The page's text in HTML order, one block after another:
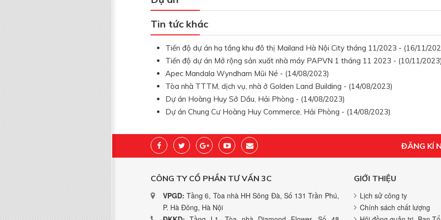
Tin tức khác
Tiến độ dự án hạ tầng khu đô thị Mailand Hà Nội City tháng 11/2023 - (16/11/
Tiến độ dự án Mở rộng sản xuất nhà máy PAPVN 1 tháng 11 2023 - (10/11/
Apec Mandala Wyndham Mũi Né - (14/08/2023)
Tòa nhà TTTM, dịch vụ, nhà ở Golden Land Building - (14/08/2023)
Dự án Hoàng Huy Sở Dầu, Hải Phòng - (14/08/2023)
Dự án Chung Cư Hoàng Huy Commerce, Hải Phòng - (14/08/2023)
ĐĂNG KÍ
CÔNG TY CỔ PHẦN TƯ VẤN 3C
VPGD: Tầng 6, Tòa nhà HH Sông Đà, Số 131 Trần Phú,
P. Hà Đông, Hà Nội
GIỚI THIỆU
Lịch sử công ty
Chính sách chất lượng